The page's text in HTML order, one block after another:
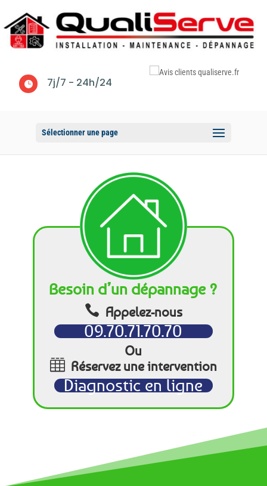
 7j/7 - 24h/24
Sélectionner une page
Besoin d’un dépannage ?
 Appelez-nous
09.70.71.70.70
Ou
 Réservez une intervention
Diagnostic en ligne